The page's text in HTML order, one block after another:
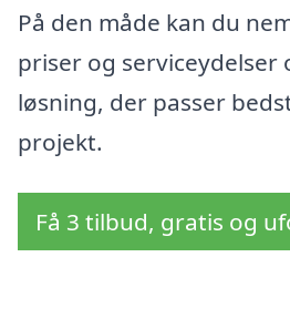
På den måde kan du
priser og serviceydelser
løsning, der passer
projekt.
Få 3 tilbud, gratis og